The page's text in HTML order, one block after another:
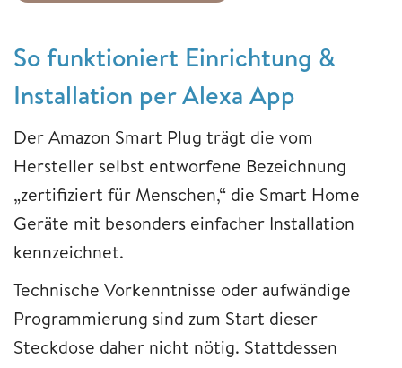
So funktioniert Einrichtung &
Installation per Alexa App
Der Amazon Smart Plug trägt die vom
Hersteller selbst entworfene Bezeichnung
„zertifiziert für Menschen,“ die Smart Home
Geräte mit besonders einfacher Installation
kennzeichnet.
Technische Vorkenntnisse oder aufwändige
Programmierung sind zum Start dieser
Steckdose daher nicht nötig. Stattdessen